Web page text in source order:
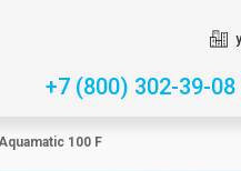
+7 (800) 302-39-08
100 F